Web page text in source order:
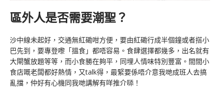
區外人是否需要潮聖？
沙中線未起好，交通無紅磡咁方便，要由紅磡行成半個鐘或者搭小
巴先到，要專登嚟「搵食」都唔容易。食肆選擇都幾多，出名就有
大閘蟹放題等等，而小食勝在夠平，同埋人情味特別豐富。間間小
食店嘅老闆都好熱情，又talk得，最緊要係唔介意我哋成班人去搞
亂擋，仲好有心機同我哋講解有咩推介𠻹！